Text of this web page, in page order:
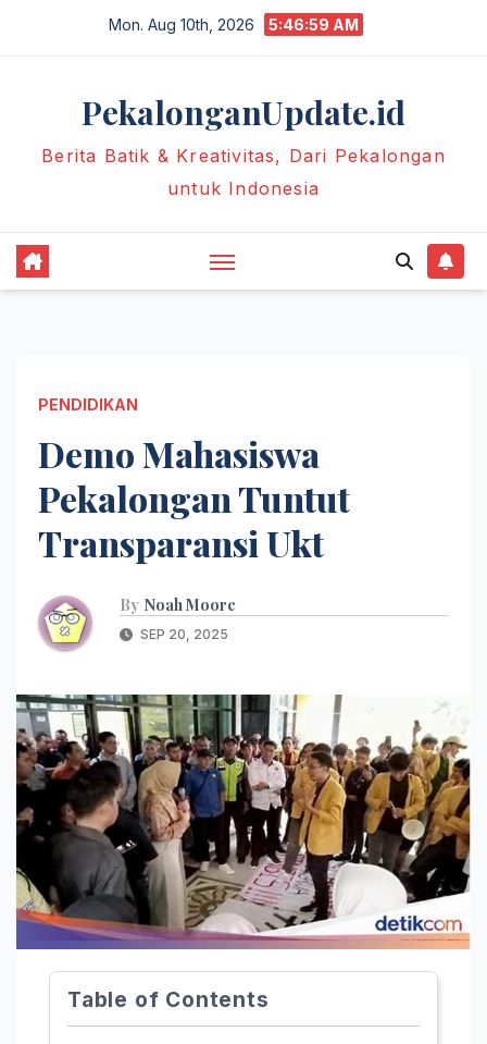
Mon. Aug 10th, 2026 5:47:00 AM
PekalonganUpdate.id
Berita Batik & Kreativitas, Dari Pekalongan
untuk Indonesia
PENDIDIKAN
Demo Mahasiswa
Pekalongan Tuntut
Transparansi Ukt
By Noah Moore
SEP 20, 2025
Table of Contents